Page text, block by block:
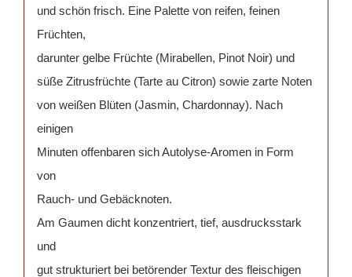
und schön frisch. Eine Palette von reifen, feinen
Früchten,
darunter gelbe Früchte (Mirabellen, Pinot Noir) und
süße Zitrusfrüchte (Tarte au Citron) sowie zarte Noten
von weißen Blüten (Jasmin, Chardonnay). Nach
einigen
Minuten offenbaren sich Autolyse-Aromen in Form
von
Rauch- und Gebäcknoten.
Am Gaumen dicht konzentriert, tief, ausdrucksstark
und
gut strukturiert bei betörender Textur des fleischigen